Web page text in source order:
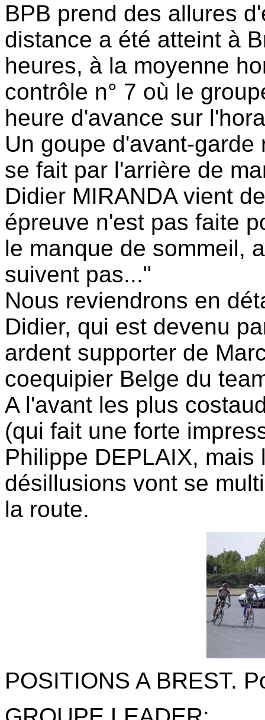
BPB prend des allures
distance a été atteint à
heures, à la moyenne
contrôle n° 7 où le
heure d'avance sur
Un goupe d'avant-
se fait par l'arrière de
Didier MIRANDA vient
épreuve n'est pas faite
le manque de sommeil,
suivent pas..."
Nous reviendrons en
Didier, qui est devenu
ardent supporter de
coequipier Belge du
A l'avant les plus
(qui fait une forte
Philippe DEPLAIX,
désillusions vont se
la route.
POSITIONS A BREST.